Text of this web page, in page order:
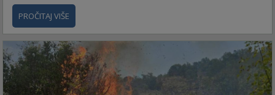
PROČITAJ VIŠE